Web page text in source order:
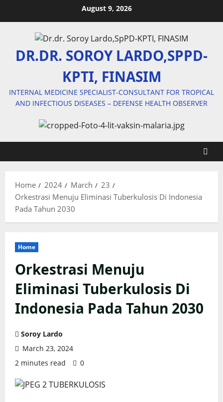
August 9, 2026
DR.DR. SOROY LARDO,SPPD-
KPTI, FINASIM
INTERNAL MEDICINE SPECIALIST-CONSULTANT FOR TROPICAL
AND INFECTIOUS DISEASES – DEFENSE HEALTH OBSERVER
Home 2024 March
23
Orkestrasi Menuju Eliminasi Tuberkulosis Di Indonesia
Pada Tahun 2030
Home
Orkestrasi Menuju
Eliminasi Tuberkulosis Di
Indonesia Pada Tahun 2030
Soroy Lardo
March 23, 2024
2 minutes read
0